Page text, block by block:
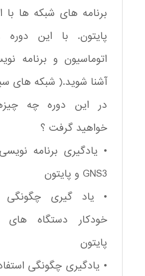
برنامه های شبکه ها با
پایتون. با این دوره
اتوماسیون و برنامه
آشنا شوید.( شبکه های
در این دوره چه
خواهید گرفت ؟
• یادگیری برنامه
GNS3 و پایتون
• یاد گیری چگونگی
خودکار دستگاه های
پایتون
• یادگیری چگونگی